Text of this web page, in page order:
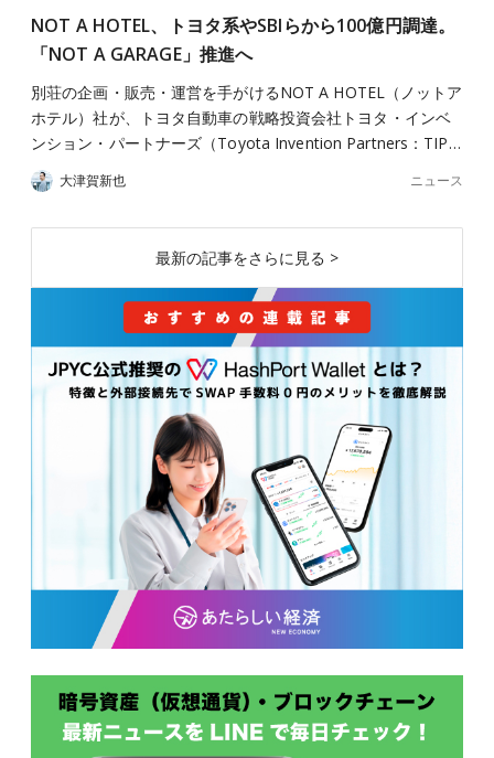
NOT A HOTEL、トヨタ系やSBIらから100億円調達。
「NOT A GARAGE」推進へ
別荘の企画・販売・運営を手がけるNOT A HOTEL（ノットア
ホテル）社が、トヨタ自動車の戦略投資会社トヨタ・インベ
ンション・パートナーズ（Toyota Invention Partners：TIP…
大津賀新也 ニュース
最新の記事をさらに見る >